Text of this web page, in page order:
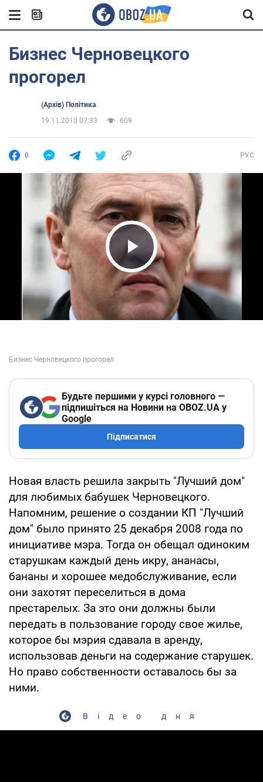
Бизнес Черновецкого
прогорел
(Архів) Політика
19.11.2010 07:33
609
0 РУС
Play Video
Будьте першими у курсі головного —
підпишіться на Новини на OBOZ.UA у
Google
Підписатися
Новая власть решила закрыть "Лучший дом"
для любимых бабушек Черновецкого.
Напомним, решение о создании КП "Лучший
дом" было принято 25 декабря 2008 года по
инициативе мэра. Тогда он обещал одиноким
старушкам каждый день икру, ананасы,
бананы и хорошее медобслуживание, если
они захотят переселиться в дома
престарелых. За это они должны были
передать в пользование городу свое жилье,
которое бы мэрия сдавала в аренду,
использовав деньги на содержание старушек.
Но право собственности оставалось бы за
ними.
Відео дня